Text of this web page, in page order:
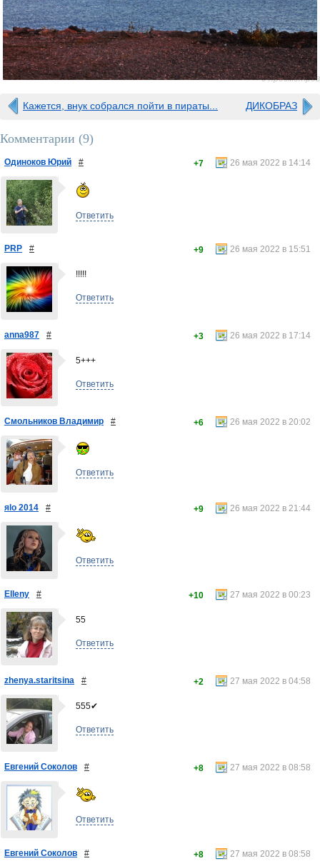
0 просмотров
Кажется, внук собрался пойти в пираты... ДИКОБРАЗ
Комментарии (9)
Одиноков Юрий # 26 мая 2022 в 14:14
+7
Ответить
PRP # 26 мая 2022 в 15:51
+9
!!!!!
Ответить
anna987 # 26 мая 2022 в 17:14
+3
5+++
Ответить
Смольников Владимир # 26 мая 2022 в 20:02
+6
Ответить
яlo 2014 # 26 мая 2022 в 21:44
+9
Ответить
Elleny # 27 мая 2022 в 00:23
+10
55
Ответить
zhenya.staritsina # 27 мая 2022 в 04:58
+2
555✔
Ответить
Евгений Соколов # 27 мая 2022 в 08:58
+8
Ответить
Евгений Соколов # 27 мая 2022 в 08:58
+8